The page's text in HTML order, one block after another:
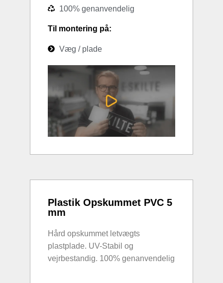
100% genanvendelig
Til montering på:
Væg / plade
Plastik Opskummet PVC 5
mm
Hård opskummet letvægts
plastplade. UV-Stabil og
vejrbestandig. 100% genanvendelig